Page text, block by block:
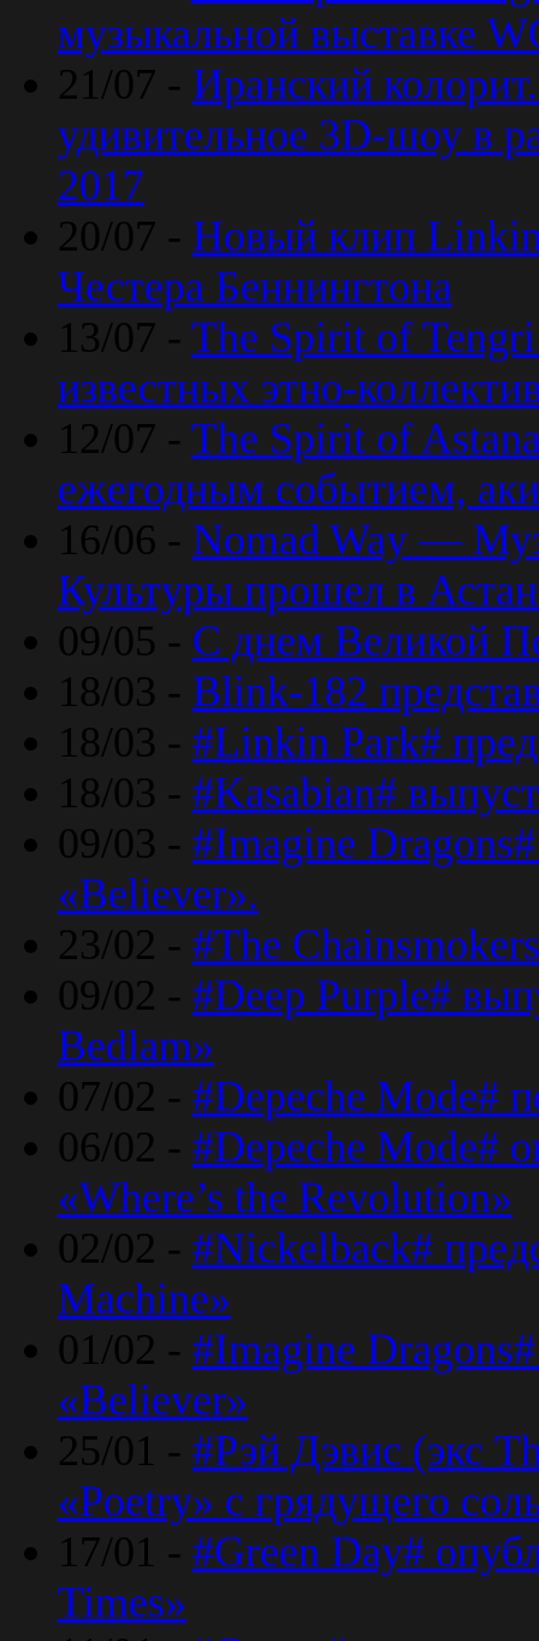
музыкальной выставке
21/07 - Иранский
удивительное 3D-шоу в
2017
20/07 - Новый клип Linkin
Честера Беннингтона
13/07 - The Spirit of Tengri
известных этно-
12/07 - The Spirit of
ежегодным событием,
16/06 - Nomad Way —
Культуры прошел в
09/05 - С днем Великой
18/03 - Blink-182
18/03 - #Linkin Park#
18/03 - #Kasabian#
09/03 - #Imagine
«Believer».
23/02 - #The
09/02 - #Deep Purple#
Bedlam»
07/02 - #Depeche Mode#
06/02 - #Depeche Mode#
«Where’s the Revolution»
02/02 - #Nickelback#
Machine»
01/02 - #Imagine
«Believer»
25/01 - #Рэй Дэвис (экс
«Poetry» с грядущего
17/01 - #Green Day#
Times»